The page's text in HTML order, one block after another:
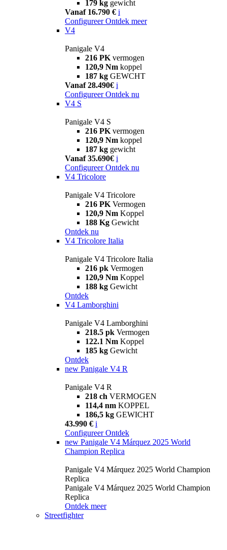
179 kg gewicht
Vanaf 16.790 € i
Configureer Ontdek meer
V4
Panigale V4
216 PK vermogen
120,9 Nm koppel
187 kg GEWCHT
Vanaf 28.490€ i
Configureer Ontdek nu
V4 S
Panigale V4 S
216 PK vermogen
120,9 Nm koppel
187 kg gewicht
Vanaf 35.690€ i
Configureer Ontdek nu
V4 Tricolore
Panigale V4 Tricolore
216 PK Vermogen
120,9 Nm Koppel
188 Kg Gewicht
Ontdek nu
V4 Tricolore Italia
Panigale V4 Tricolore Italia
216 pk Vermogen
120,9 Nm Koppel
188 kg Gewicht
Ontdek
V4 Lamborghini
Panigale V4 Lamborghini
218.5 pk Vermogen
122.1 Nm Koppel
185 kg Gewicht
Ontdek
new Panigale V4 R
Panigale V4 R
218 ch VERMOGEN
114,4 nm KOPPEL
186,5 kg GEWICHT
43.990 € i
Configureer Ontdek
new Panigale V4 Márquez 2025 World
Champion Replica
Panigale V4 Márquez 2025 World Champion
Replica
Panigale V4 Márquez 2025 World Champion
Replica
Ontdek meer
Streetfighter